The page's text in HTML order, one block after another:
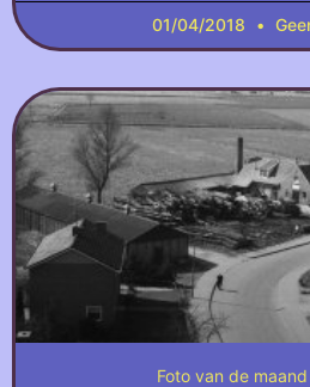
01/04/2018
Foto van de